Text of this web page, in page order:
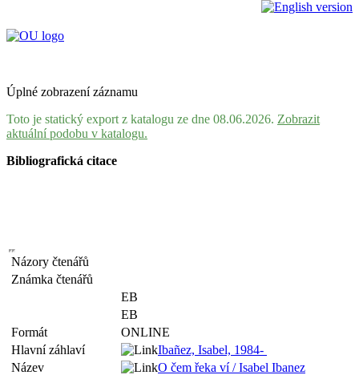
Úplné zobrazení záznamu
Toto je statický export z katalogu ze dne 08.06.2026. Zobrazit
aktuální podobu v katalogu.
Bibliografická citace
Názory čtenářů
Známka čtenářů
EB
EB
Formát
ONLINE
Hlavní záhlaví
Ibañez, Isabel, 1984-
Název
O čem řeka ví / Isabel Ibanez